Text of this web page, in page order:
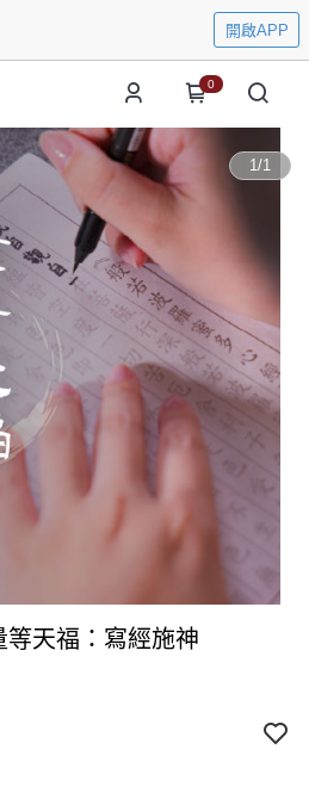
開啟APP
0
1/1
等天福：寫經施神